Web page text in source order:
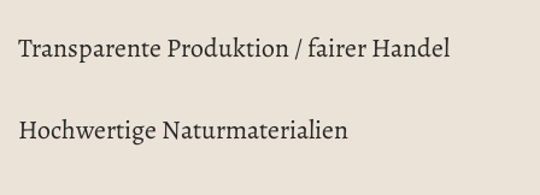
Transparente Produktion / fairer Handel
Hochwertige Naturmaterialien